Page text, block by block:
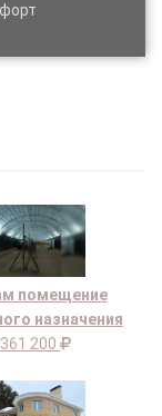
помещение
назначения
200